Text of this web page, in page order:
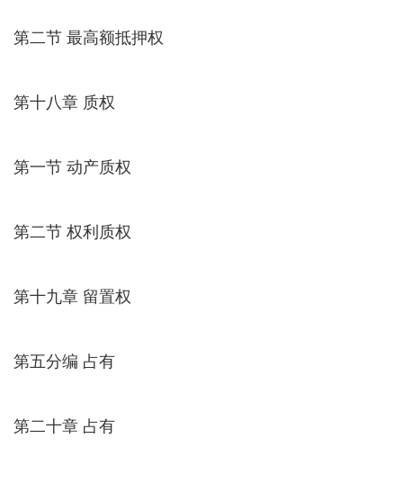
第二节 最高额抵押权
第十八章 质权
第一节 动产质权
第二节 权利质权
第十九章 留置权
第五分编 占有
第二十章 占有